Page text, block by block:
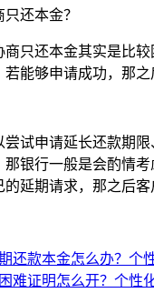
还本金？
只还本金其实是比
能够申请成功，那
尝试申请延长还款期
银行一般是会酌情考
延期请求，那之后
还款本金怎么办？个
难证明怎么开？个性